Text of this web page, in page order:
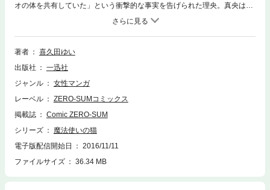
オの体を共有していた」という衝撃的な事実を告げられた理央。真央は理
央を連れて城から逃げ出すが、逃げ出した二人を追ってユルが現れた。強
力な魔法で攻撃を仕掛けてくるユルに、真央は――？
著者
喜久田ゆい
出版社
一迅社
ジャンル
女性マンガ
レーベル
ZERO-SUMコミックス
掲載誌
Comic ZERO-SUM
シリーズ
魔法使いの猫
電子版配信開始日
2016/11/11
ファイルサイズ
36.34 MB